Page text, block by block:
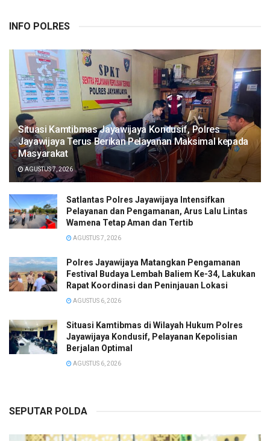
INFO POLRES
Situasi Kamtibmas Jayawijaya Kondusif, Polres
Jayawijaya Terus Berikan Pelayanan Maksimal kepada
Masyarakat
AGUSTUS 7, 2026
Satlantas Polres Jayawijaya Intensifkan
Pelayanan dan Pengamanan, Arus Lalu Lintas
Wamena Tetap Aman dan Tertib
AGUSTUS 7, 2026
Polres Jayawijaya Matangkan Pengamanan
Festival Budaya Lembah Baliem Ke-34, Lakukan
Rapat Koordinasi dan Peninjauan Lokasi
AGUSTUS 6, 2026
Situasi Kamtibmas di Wilayah Hukum Polres
Jayawijaya Kondusif, Pelayanan Kepolisian
Berjalan Optimal
AGUSTUS 6, 2026
SEPUTAR POLDA